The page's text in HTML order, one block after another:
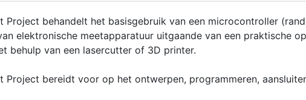
Project behandelt het basisgebruik van een microcontroller
elektronische meetapparatuur uitgaande van een praktische
behulp van een lasercutter of 3D printer.
Project bereidt voor op het ontwerpen, programmeren,